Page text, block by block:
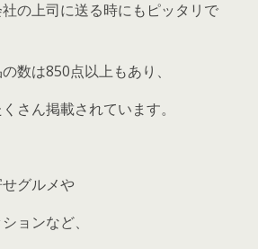
の上司に送る時にもピッタリで
数は850点以上もあり、
さん掲載されています。
グルメや
ョンなど、